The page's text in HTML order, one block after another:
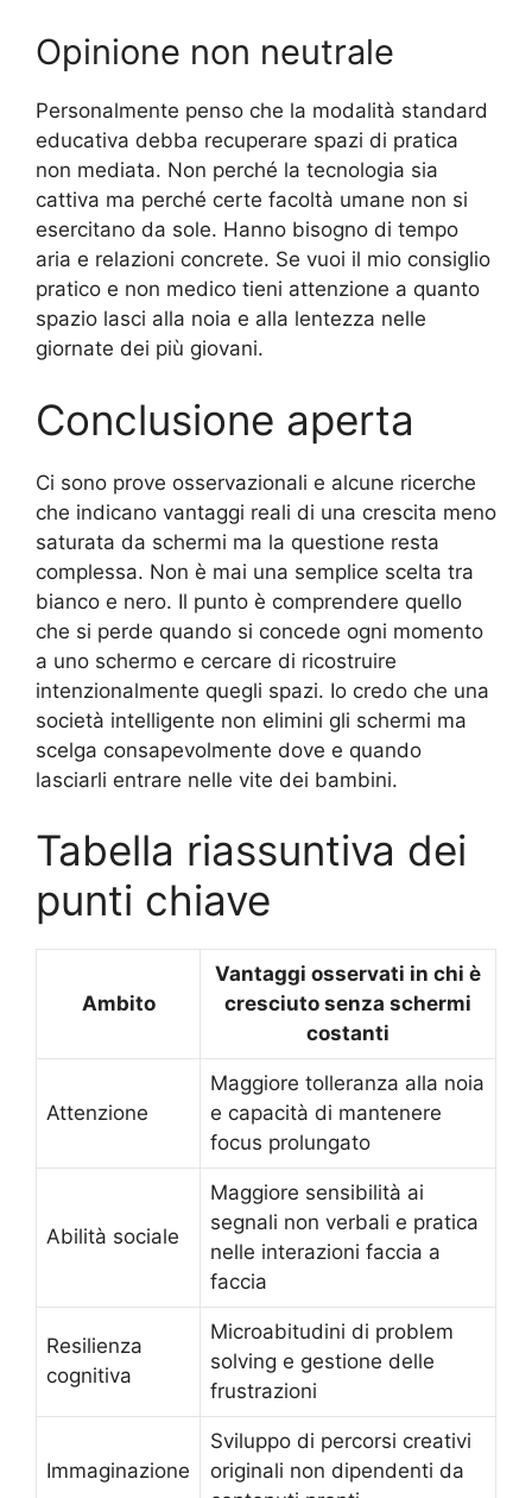
Opinione non neutrale
Personalmente penso che la modalità standard
educativa debba recuperare spazi di pratica
non mediata. Non perché la tecnologia sia
cattiva ma perché certe facoltà umane non si
esercitano da sole. Hanno bisogno di tempo
aria e relazioni concrete. Se vuoi il mio consiglio
pratico e non medico tieni attenzione a quanto
spazio lasci alla noia e alla lentezza nelle
giornate dei più giovani.
Conclusione aperta
Ci sono prove osservazionali e alcune ricerche
che indicano vantaggi reali di una crescita meno
saturata da schermi ma la questione resta
complessa. Non è mai una semplice scelta tra
bianco e nero. Il punto è comprendere quello
che si perde quando si concede ogni momento
a uno schermo e cercare di ricostruire
intenzionalmente quegli spazi. Io credo che una
società intelligente non elimini gli schermi ma
scelga consapevolmente dove e quando
lasciarli entrare nelle vite dei bambini.
Tabella riassuntiva dei
punti chiave
Ambito
Vantaggi osservati in chi è
cresciuto senza schermi
costanti
Attenzione
Maggiore tolleranza alla noia
e capacità di mantenere
focus prolungato
Abilità sociale
Maggiore sensibilità ai
segnali non verbali e pratica
nelle interazioni faccia a
faccia
Resilienza
cognitiva
Microabitudini di problem
solving e gestione delle
frustrazioni
Immaginazione
Sviluppo di percorsi creativi
originali non dipendenti da